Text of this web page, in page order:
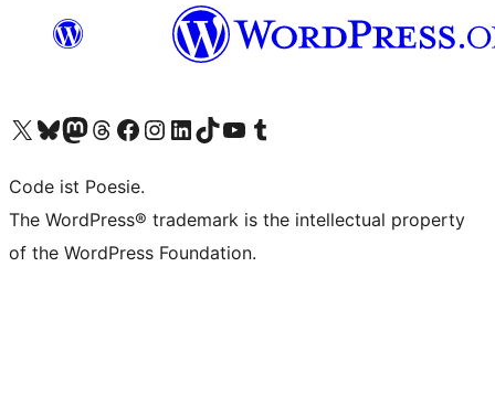
Unser X-Konto (früher Twitter) besuchen
Unser Bluesky-Konto besuchen
Unser Mastodon-Konto besuchen
Unser Threads-Konto besuchen
Unsere Facebook-Seite besuchen
Unser Instagram-Konto besuchen
Unser LinkedIn-Konto besuchen
Unser TikTok-Konto besuchen
Unseren YouTube-Kanal besuchen
Unser Tumblr-Konto besuchen
Code ist Poesie.
The WordPress® trademark is the intellectual property
of the WordPress Foundation.